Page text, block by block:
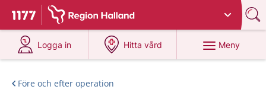
Till startsidan för 1177
Du har valt region Halland
Logga in
på 1177.se
Hitta vård
på 1177.se
Meny
Före och efter operation